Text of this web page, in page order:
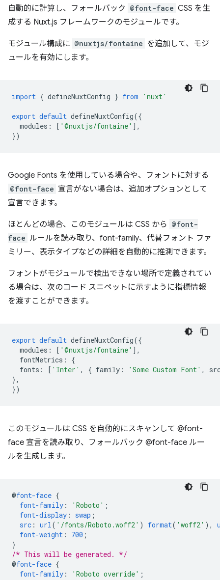
自動的に計算し、フォールバック @font-face CSS を生
成する Nuxt.js フレームワークのモジュールです。
モジュール構成に @nuxtjs/fontaine を追加して、モジ
ュールを有効にします。
import { defineNuxtConfig } from 'nuxt'
export default defineNuxtConfig({
modules : [ '@nuxtjs/fontaine' ],
})
Google Fonts を使用している場合や、フォントに対する
@font-face 宣言がない場合は、追加オプションとして
宣言できます。
ほとんどの場合、このモジュールは CSS から @font-
face ルールを読み取り、font-family、代替フォント ファ
ミリー、表示タイプなどの詳細を自動的に推測できます。
フォントがモジュールで検出できない場所で定義されてい
る場合は、次のコード スニペットに示すように指標情報
を渡すことができます。
export default defineNuxtConfig({
modules : [ '@nuxtjs/fontaine' ],
fontMetrics :
{
fonts : [ 'Inter' , { family : 'Some Custom Font' ,
},
})
このモジュールは CSS を自動的にスキャンして @font-
face 宣言を読み取り、フォールバック @font-face ルー
ルを生成します。
@font-face {
font-family : 'Roboto' ;
font-display : swap ;
src : url( '/fonts/Roboto.woff2' ) format( 'woff2' ),
font-weight : 700 ;
}
/* This will be generated. */
@font-face {
font-family : 'Roboto override' ;